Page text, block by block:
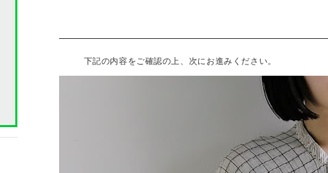
下記の内容をご確認の上、次にお進みください。